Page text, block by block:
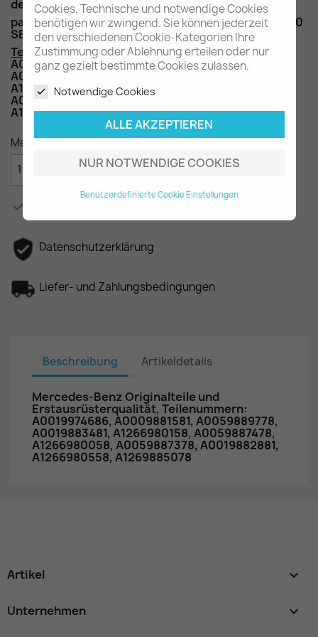
Cookies. Technische und notwendige Cookies
benötigen wir zwingend. Sie können jederzeit
den verschiedenen Cookie-Kategorien Ihre
Zustimmung oder Ablehnung erteilen oder nur
ganz gezielt bestimmte Cookies zulassen.
Notwendige Cookies
ALLE AKZEPTIEREN
NUR NOTWENDIGE COOKIES
Benutzerdefinierte Cookie Einstellungen
der S-Klasse Coupe Modelle C126
passend für die 2. Serie ab 09/1985 im 420/500/560
SEC
Teilenummern: A0019974686, A0009881581,
A0059889778,
A0019883481, A1266980158, A0059887478,
A1266980058,
A0059887378, A0019882881, A1266980558,
A1269885078
Menge
 IN DEN WARENKORB

Datenschutzerklärung
Liefer- und Zahlungsbedingungen
Beschreibung Artikeldetails
Mercedes-Benz Originalteile und
Erstausrüsterqualität, Teilenummern:
A0019974686, A0009881581, A0059889778,
A0019883481, A1266980158, A0059887478,
A1266980058, A0059887378, A0019882881,
A1266980558, A1269885078
Artikel 
Unternehmen 